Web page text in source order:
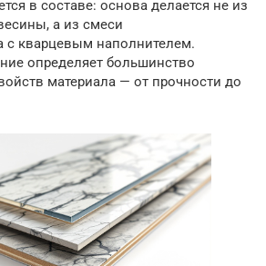
в составе: основа делается не из
а из смеси
с кварцевым наполнителем.
определяет большинство
материала — от прочности до